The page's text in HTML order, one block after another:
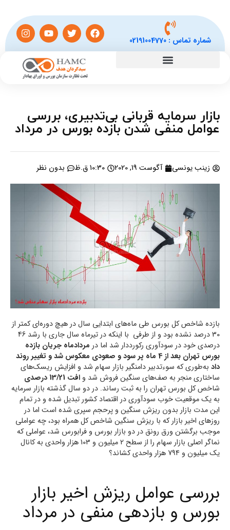
شماره تماس :02191004770
بازار سرمایه قربانی بی‌تدبیری، بررسی
عوامل منفی شدن بازده بورس در مرداد
زینب یونسی آگوست 19, 2020 10:30 ق.ظ بدون نظر
بازده شاخص کل بورس طی ماه‌های ابتدایی سال در هیچ دوره‌ای کمتر از
30 درصد نشده بود و از طرفی با اینکه در تیرماه سال جاری با رشد 46
درصدی خود در سودآوری رکورددار شد اما در مردادماه جریان بازده
بورس تهران بعد از 4 ماه پر سود و صعودی معکوس شد و تغییر روند
داد به‌طوری که سوءتدبیر دامنگیر بازار سهام شد و افزایش ریسک‌های
ساختاری منجر به صف‌های سنگین فروش شد و افت 13/21 درصدی
شاخص کل بورس تهران را به ثبت رساند. در دو سال گذشته بازار سرمایه
به یک موقعیت خوب سودآوری در اقتصاد کشور تبدیل شده و در تمام
این مدت بازار بدون ریزش سنگین و پرحجم سپری شده است اما در
روزهای اخیر بازار که با ریزش سنگین شاخص کل همراه بود، چه عواملی
موجب برگشتن ورق رونق در دو بازار بورس و فرابورس شد، عواملی که
نماگر اصلی بازار سهام را از سطح 2 میلیون و 103 هزار واحدی به کانال
یک میلیون و 794 هزار واحدی کشاند؟
بررسی عوامل ریزش اخیر بازار
بورس و بازدهی منفی در مرداد